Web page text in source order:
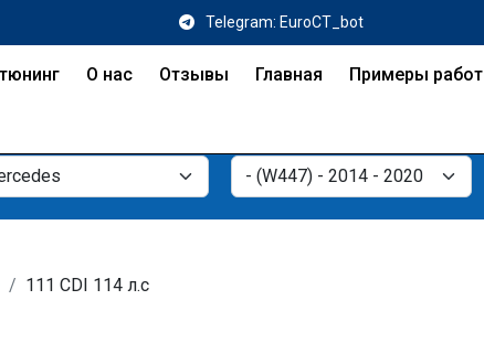
Telegram: EuroCT_bot
О нас Отзывы Главная Примеры работ
111 CDI 114 л.с